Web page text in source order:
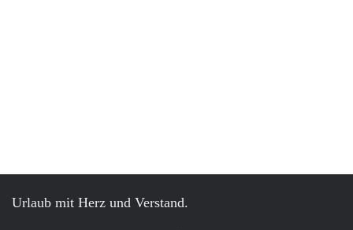
Urlaub mit Herz und Verstand.